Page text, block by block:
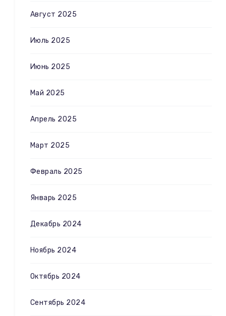
Август 2025
Июль 2025
Июнь 2025
Май 2025
Апрель 2025
Март 2025
Февраль 2025
Январь 2025
Декабрь 2024
Ноябрь 2024
Октябрь 2024
Сентябрь 2024